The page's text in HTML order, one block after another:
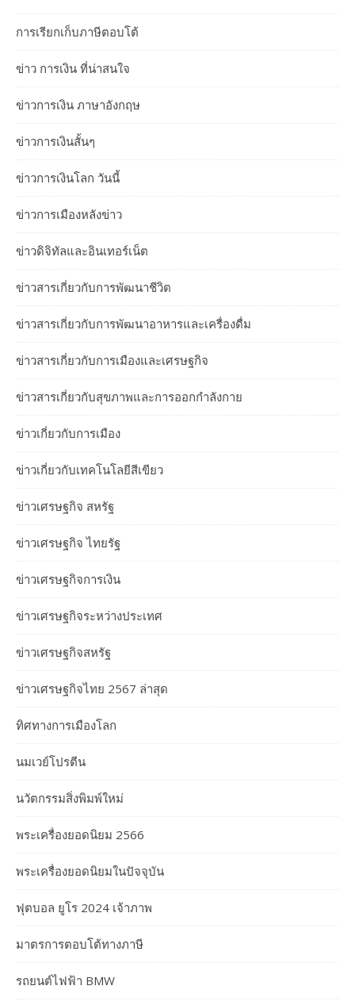
การเรียกเก็บภาษีตอบโต้
ข่าว การเงิน ที่น่าสนใจ
ข่าวการเงิน ภาษาอังกฤษ
ข่าวการเงินสั้นๆ
ข่าวการเงินโลก วันนี้
ข่าวการเมืองหลังข่าว
ข่าวดิจิทัลและอินเทอร์เน็ต
ข่าวสารเกี่ยวกับการพัฒนาชีวิต
ข่าวสารเกี่ยวกับการพัฒนาอาหารและเครื่องดื่ม
ข่าวสารเกี่ยวกับการเมืองและเศรษฐกิจ
ข่าวสารเกี่ยวกับสุขภาพและการออกกำลังกาย
ข่าวเกี่ยวกับการเมือง
ข่าวเกี่ยวกับเทคโนโลยีสีเขียว
ข่าวเศรษฐกิจ สหรัฐ
ข่าวเศรษฐกิจ ไทยรัฐ
ข่าวเศรษฐกิจการเงิน
ข่าวเศรษฐกิจระหว่างประเทศ
ข่าวเศรษฐกิจสหรัฐ
ข่าวเศรษฐกิจไทย 2567 ล่าสุด
ทิศทางการเมืองโลก
นมเวย์โปรตีน
นวัตกรรมสิ่งพิมพ์ใหม่
พระเครื่องยอดนิยม 2566
พระเครื่องยอดนิยมในปัจจุบัน
ฟุตบอล ยูโร 2024 เจ้าภาพ
มาตรการตอบโต้ทางภาษี
รถยนต์ไฟฟ้า BMW